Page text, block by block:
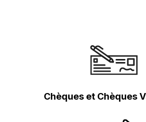
Chèques et Chèques